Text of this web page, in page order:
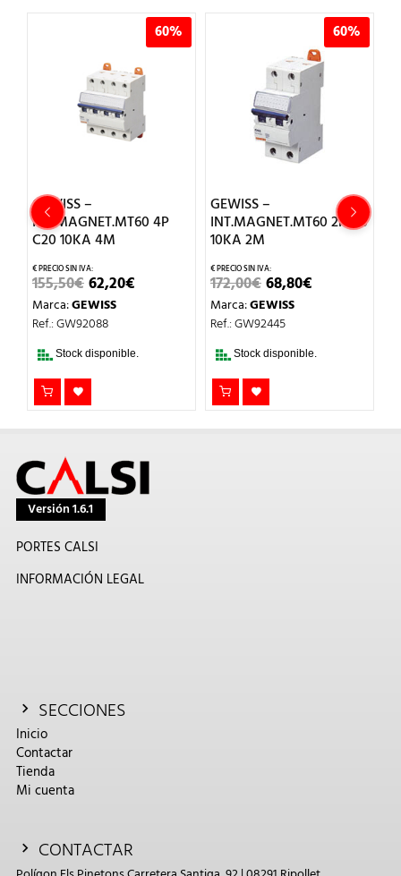
60%
GEWISS –
INT.MAGNET.MT60 4P
C20 10KA 4M
155,50€EL
PRECIO
ORIGINAL
ERA:
62,20€
Marca:GEWISS
Ref.: GW92088
Stock disponible.
60%
GEWISS –
INT.MAGNET.MT60 2P D6
10KA 2M
172,00€EL
PRECIO
ORIGINAL
ERA:
68,80€
Marca:GEWISS
Ref.: GW92445
Stock disponible.
Versión 1.6.1
PORTES CALSI
INFORMACIÓN LEGAL
SECCIONES
Inicio
Contactar
Tienda
Mi cuenta
CONTACTAR